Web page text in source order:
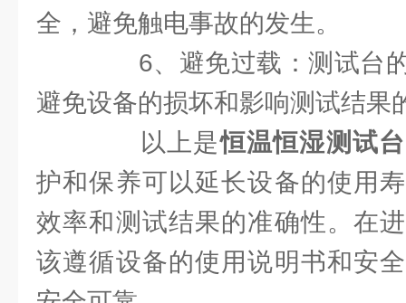
全，避免触电事故的发生。
6、避免过载：测试台的
避免设备的损坏和影响测试结果
以上是恒温恒湿测试台
护和保养可以延长设备的使用
效率和测试结果的准确性。在
该遵循设备的使用说明书和安